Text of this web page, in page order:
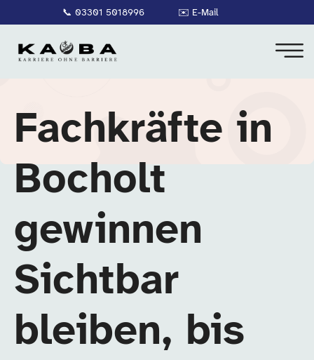
📞 03301 5018996 ✉️ E-Mail
Fachkräfte in
Bocholt
gewinnen
Sichtbar
bleiben, bis